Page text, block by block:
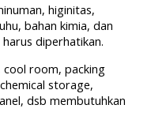
higinitas,
bahan kimia, dan
diperhatikan.
room, packing
storage,
dsb membutuhkan